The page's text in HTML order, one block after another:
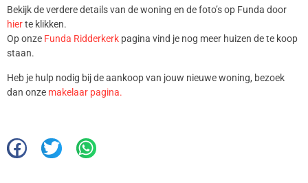
Bekijk de verdere details van de woning en de foto’s op Funda door
hierte klikken.
Op onze Funda Ridderkerk pagina vind je nog meer huizen de te koop
staan.
Heb je hulp nodig bij de aankoop van jouw nieuwe woning, bezoek
dan onze makelaar pagina.